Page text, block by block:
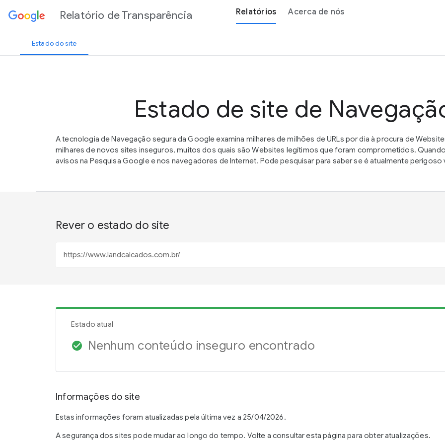
Relatório de Transparência Relatórios Acerca de nós
Estado do site
Estado de site de
A tecnologia de Navegação segura da Google examina milhares de milhões de URLs por dia à procura de
milhares de novos sites inseguros, muitos dos quais são Websites legítimos que foram comprometidos.
avisos na Pesquisa Google e nos navegadores de Internet. Pode pesquisar para saber se é atualmente
Rever o estado do site
Estado atual
check_circle Nenhum conteúdo inseguro encontrado
Informações do site
Estas informações foram atualizadas pela última vez a 25/04/2026.
A segurança dos sites pode mudar ao longo do tempo. Volte a consultar esta página para obter atualizações.